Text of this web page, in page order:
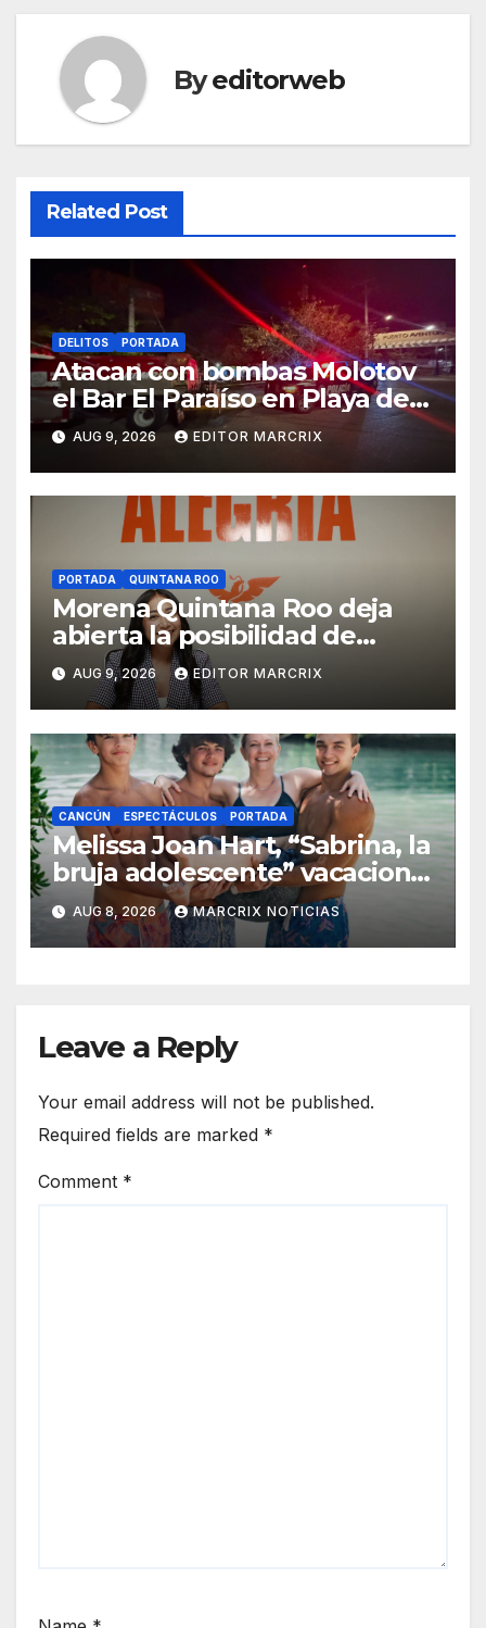
Byeditorweb
Related Post
DELITOS PORTADA
Atacan con bombas Molotov
el Bar El Paraíso en Playa del
Carmen
AUG 9, 2026 EDITOR MARCRIX
PORTADA QUINTANA ROO
Morena Quintana Roo deja
abierta la posibilidad de
sumar a Lidia Rojas
AUG 9, 2026 EDITOR MARCRIX
CANCÚN ESPECTÁCULOS PORTADA
Melissa Joan Hart, “Sabrina, la
bruja adolescente” vacaciona
con su familia en Cancún
AUG 8, 2026 MARCRIX NOTICIAS
Leave a Reply
Your email address will not be published.
Required fields are marked *
Comment *